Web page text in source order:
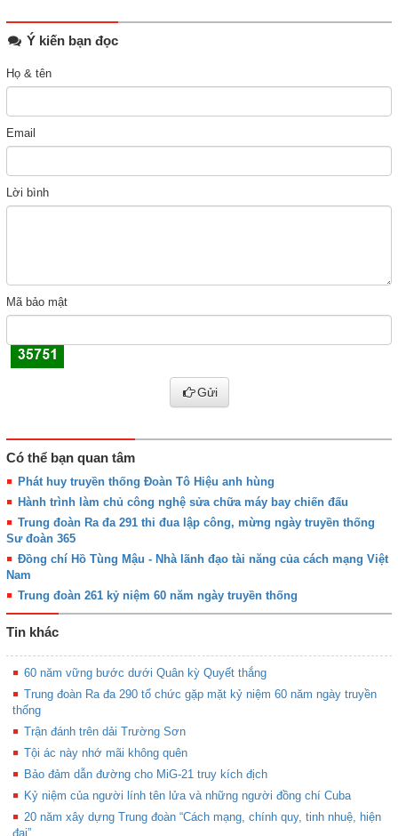
Ý kiến bạn đọc
Họ & tên
Email
Lời bình
Mã bảo mật
Gửi
Có thể bạn quan tâm
Phát huy truyền thống Đoàn Tô Hiệu anh hùng
Hành trình làm chủ công nghệ sửa chữa máy bay chiến đấu
Trung đoàn Ra đa 291 thi đua lập công, mừng ngày truyền thống
Sư đoàn 365
Đồng chí Hồ Tùng Mậu - Nhà lãnh đạo tài năng của cách mạng Việt
Nam
Trung đoàn 261 kỷ niệm 60 năm ngày truyền thống
Tin khác
60 năm vững bước dưới Quân kỳ Quyết thắng
Trung đoàn Ra đa 290 tổ chức gặp mặt kỷ niệm 60 năm ngày truyền
thống
Trận đánh trên dải Trường Sơn
Tội ác này nhớ mãi không quên
Bảo đảm dẫn đường cho MiG-21 truy kích địch
Kỷ niệm của người lính tên lửa và những người đồng chí Cuba
20 năm xây dựng Trung đoàn “Cách mạng, chính quy, tinh nhuệ, hiện
đại”